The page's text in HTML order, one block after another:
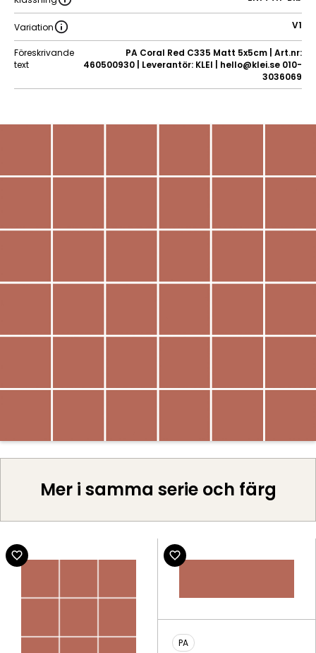
Variation V1
Föreskrivande
text
PA Coral Red C335 Matt 5x5cm | Art.nr:
460500930 | Leverantör: KLEI | hello@klei.se 010-
3036069
Mer i samma serie och färg
PA